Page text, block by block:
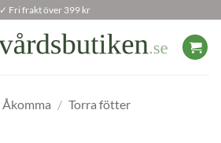
✓ Fri frakt över 399 kr
Åkomma / Torra fötter